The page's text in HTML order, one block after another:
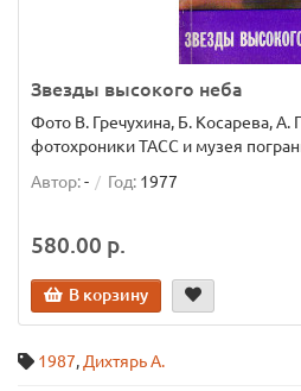
Звезды высокого неба
Фото В. Гречухина, Б. Косарева,
фотохроники ТАСС и музея
Автор:- Год: 1977
580.00 р.
В корзину
1987, Дихтярь А.